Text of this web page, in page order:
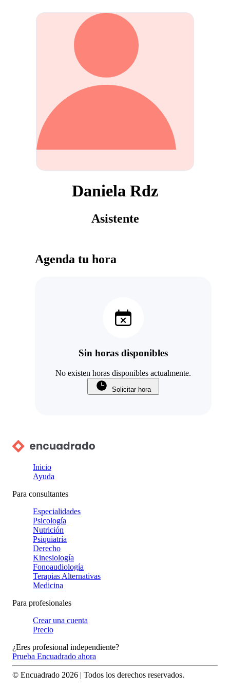
Daniela Rdz
Asistente
Agenda tu hora
Sin horas disponibles
No existen horas disponibles actualmente.
Solicitar hora
Inicio
Ayuda
Para consultantes
Especialidades
Psicología
Nutrición
Psiquiatría
Derecho
Kinesiología
Fonoaudiología
Terapias Alternativas
Medicina
Para profesionales
Crear una cuenta
Precio
¿Eres profesional independiente?
Prueba Encuadrado ahora
© Encuadrado 2026 | Todos los derechos reservados.